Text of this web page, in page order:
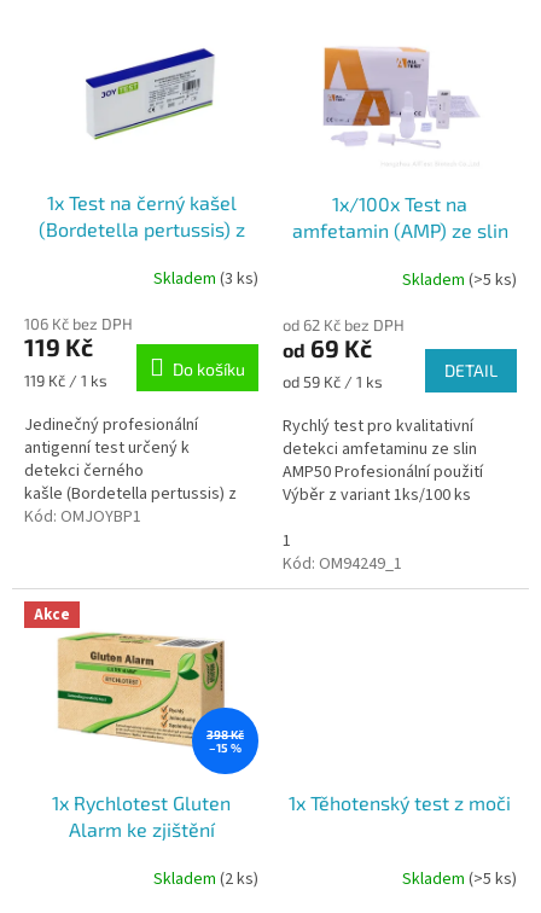
1x Test na černý kašel
(Bordetella pertussis) z
Skladem (3 ks)
106 Kč bez DPH
119 Kč
Měrná
119 Kč / 1 ks
Do košíku
Jedinečný profesionální
antigenní test určený k
detekci černého
kašle (Bordetella pertussis) z
výtěru z nosohltanu. Výsledek
Kód: OMJOYBP1
1x/100x Test na
amfetamin (AMP) ze slin
Skladem (>5 ks)
od 62 Kč bez DPH
od 69 Kč
Měrná
od 59 Kč / 1 ks
DETAIL
Rychlý test pro kvalitativní
detekci amfetaminu ze slin
AMP50 Profesionální použití
Výběr z variant 1ks/100 ks
1
Kód: OM94249_1
Akce
398 Kč
–15 %
1x Rychlotest Gluten
Alarm ke zjištění
Skladem (2 ks)
1x Těhotenský test z moči
Skladem(>5 ks)